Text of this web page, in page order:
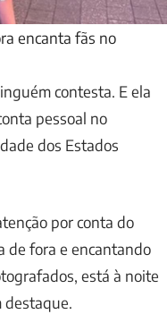
encanta fãs no
contesta. E ela
pessoal no
dos Estados
por conta do
de fora e encantando
está à noite
destaque.